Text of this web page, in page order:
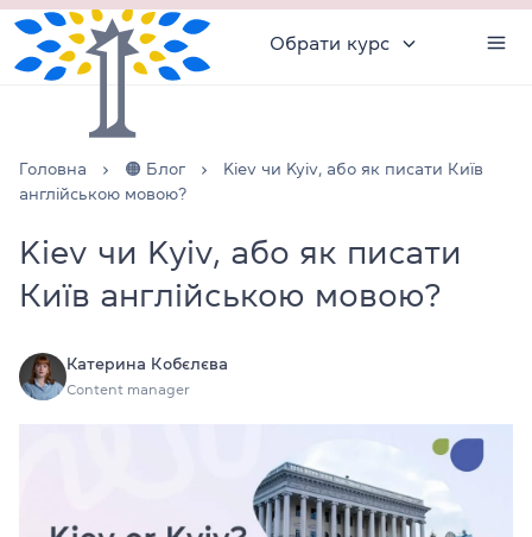
Обрати курс
Головна 🟠 Блог
Kiev чи Kyiv, або як писати Київ
англійською мовою?
Kiev чи Kyiv, або як писати
Київ англійською мовою?
Катерина Кобєлєва
Content manager